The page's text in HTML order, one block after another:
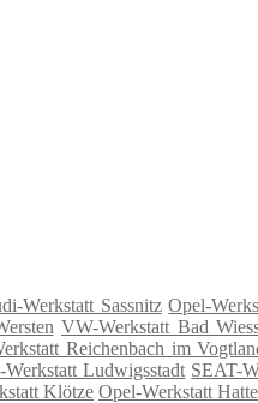
Werkstatt Sassnitz Opel-
VW-Werkstatt Bad
Reichenbach im
Ludwigsstadt SEAT-
Klötze Opel-Werkstatt